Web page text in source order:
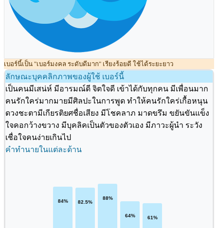
เบอร์นี้เป็น "เบอร์มงคล ระดับดีมาก" เรียงร้อยดี ใช้ได้ระยะยาว
ลักษณะบุคคลิกภาพของผู้ใช้ เบอร์นี้
เป็นคนมีเสน่ห์ มีอารมณ์ดี จิตใจดี เข้าได้กับทุกคน มีเพื่อนมาก
คนรักใคร่มากมายมีศิลปะในการพูด ทำให้คนรักใคร่เกื้อหนุน
ดวงชะตามีเกียรติยศชื่อเสียง มีโชคลาภ มาดขรึม ขยันขันแข็ง
ใจคอกว้างขวาง มีบุคลิคเป็นตัวของตัวเอง มีภาวะผู้นำ ระวัง
เชื่อใจคนง่ายเกินไป
คำทำนายในแต่ละด้าน